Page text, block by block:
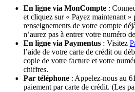
En ligne via MonCompte :
et cliquez sur « Payez maintenant »
renseignements de votre compte
n’aurez pas à entrer votre numéro
En ligne via Paymentus : Visitez
l’aide de votre carte de crédit ou
copie de votre facture et votre
chiffres.
Par téléphone : Appelez-nous au
paiement par carte de crédit. (Les